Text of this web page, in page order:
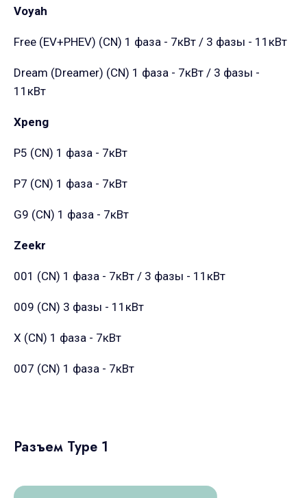
Voyah
Free (EV+PHEV) (CN) 1 фаза - 7кВт / 3 фазы - 11кВт
Dream (Dreamer) (CN) 1 фаза - 7кВт / 3 фазы -
11кВт
Xpeng
P5 (CN) 1 фаза - 7кВт
P7 (CN) 1 фаза - 7кВт
G9 (CN) 1 фаза - 7кВт
Zeekr
001 (CN) 1 фаза - 7кВт / 3 фазы - 11кВт
009 (CN) 3 фазы - 11кВт
X (CN) 1 фаза - 7кВт
007 (CN) 1 фаза - 7кВт
Разъем Type 1